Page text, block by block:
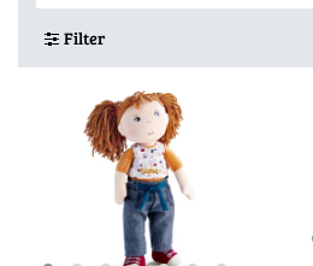
Filter